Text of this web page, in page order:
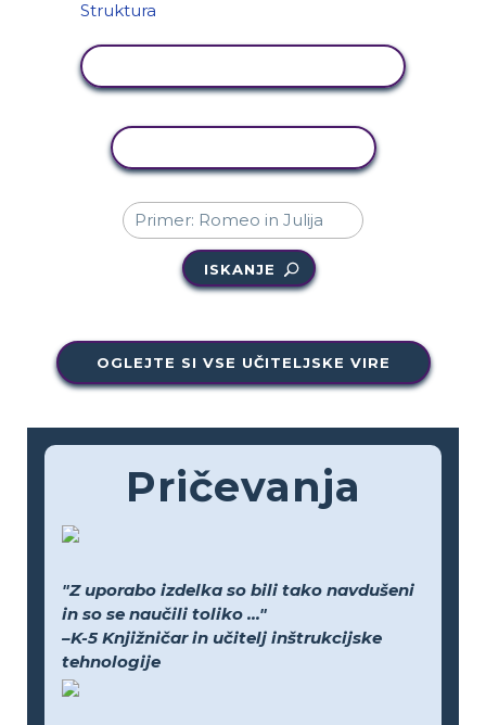
ISKANJE
OGLEJTE SI VSE UČITELJSKE VIRE
Pričevanja
"Z uporabo izdelka so bili tako navdušeni
in so se naučili toliko ..."
–K-5 Knjižničar in učitelj inštrukcijske
tehnologije